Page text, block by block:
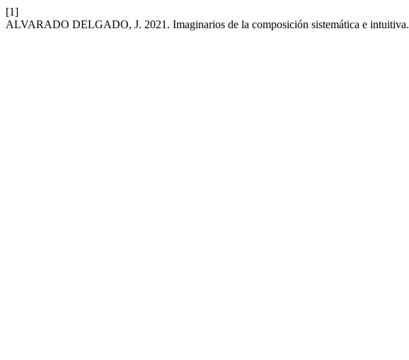
[1]
ALVARADO DELGADO, J. 2021. Imaginarios de la composición sistemática e intuitiva.